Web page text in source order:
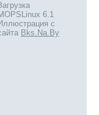
6.1
с
Bks.Na.By